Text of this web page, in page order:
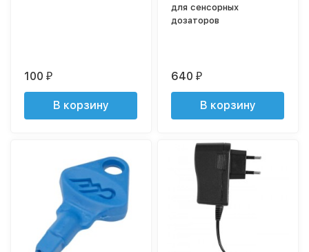
100₽
В корзину
для сенсорных
дозаторов
640₽
В корзину